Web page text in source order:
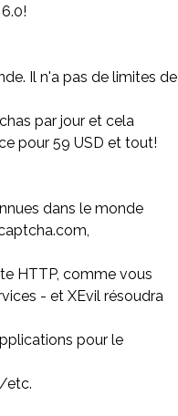
Il n'a pas de limites de
par jour et cela
pour 59 USD et tout!
dans le monde
HTTP, comme vous
- et XEvil résoudra
pour le
etc.